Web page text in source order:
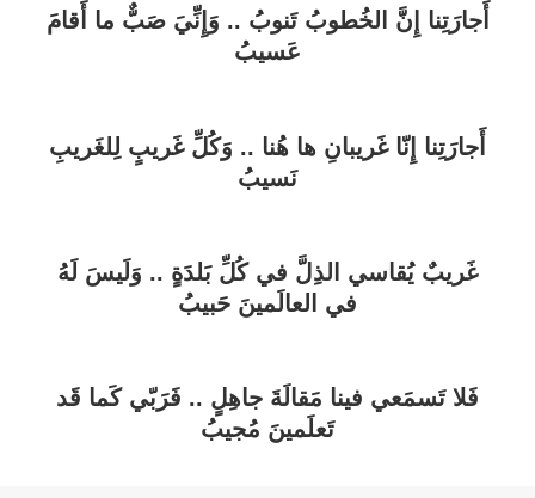
أَجارَتِنا إِنَّ الخُطوبُ تَنوبُ .. وَإِنِّيَ صَبٌّ ما أَقامَ
عَسيبُ
أَجارَتِنا إِنّا غَريبانِ ها هُنا .. وَكُلِّ غَريبٍ لِلغَريبِ
نَسيبُ
غَريبٌ يُقاسي الذِلَّ في كُلِّ بَلدَةٍ .. وَلَيسَ لَهُ
في العالَمينَ حَبيبُ
فَلا تَسمَعي فينا مَقالَةَ جاهِلٍ .. فَرَبّي كَما قَد
تَعلَمينَ مُجيبُ